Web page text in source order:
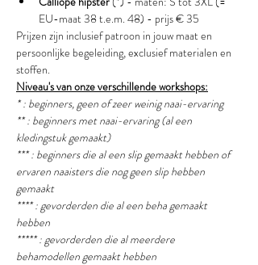
EU-maat 38 t.e.m. 48) - prijs € 35
Prijzen zijn inclusief patroon in jouw maat en
persoonlijke begeleiding, exclusief materialen en
stoffen.
Niveau's van onze verschillende workshops:
* : beginners, geen of zeer weinig naai-ervaring
** : beginners met naai-ervaring (al een
kledingstuk gemaakt)
*** : beginners die al een slip gemaakt hebben of
ervaren naaisters die nog geen slip hebben
gemaakt
**** : gevorderden die al een beha gemaakt
hebben
***** : gevorderden die al meerdere
behamodellen gemaakt hebben